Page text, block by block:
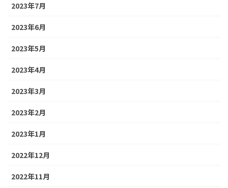
2023年7月
2023年6月
2023年5月
2023年4月
2023年3月
2023年2月
2023年1月
2022年12月
2022年11月